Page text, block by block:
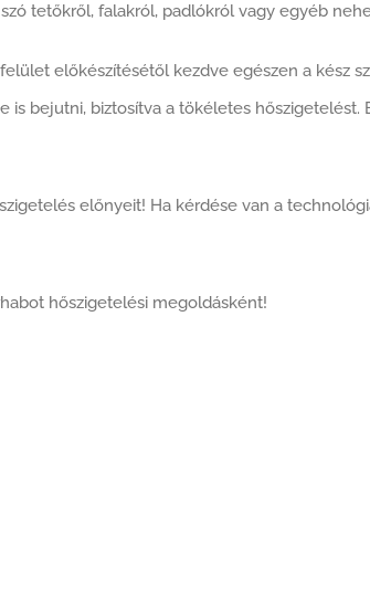
tetőkről, falakról, padlókról vagy egyéb
előkészítésétől kezdve egészen a kész
bejutni, biztosítva a tökéletes
előnyeit! Ha kérdése van a
hőszigetelési megoldásként!